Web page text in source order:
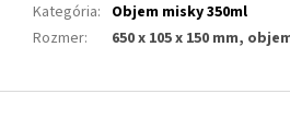
Kategória: Objem misky 350ml
Rozmer: 650 x 105 x 150 mm,